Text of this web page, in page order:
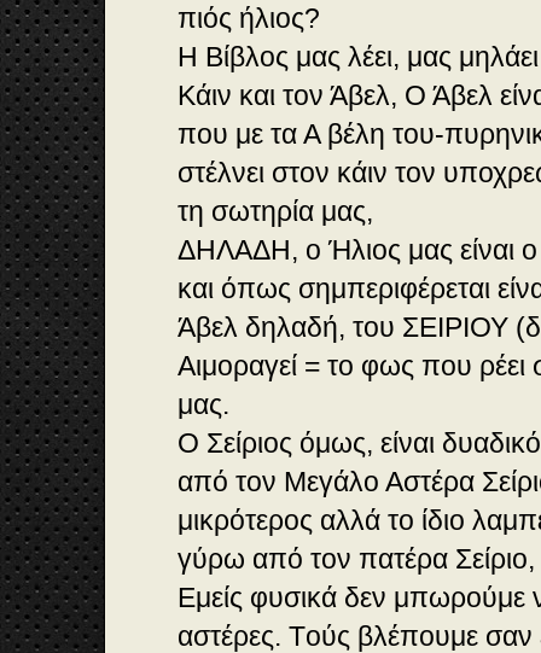
πιός ήλιος?
Η Βίβλος μας λέει, μας
Κάιν και τον Άβελ, Ο Άβελ
που με τα Α βέλη του-
στέλνει στον κάιν τον
τη σωτηρία μας,
ΔΗΛΑΔΗ, ο Ήλιος μας είναι ο
και όπως σημπεριφέρεται
Άβελ δηλαδή, του ΣΕΙΡΙΟΥ
Αιμοραγεί = το φως που ρέει
μας.
Ο Σείριος όμως, είναι
από τον Μεγάλο Αστέρα
μικρότερος αλλά το ίδιο
γύρω από τον πατέρα
Eμείς φυσικά δεν μπωρούμε
αστέρες. Tούς βλέπουμε σαν